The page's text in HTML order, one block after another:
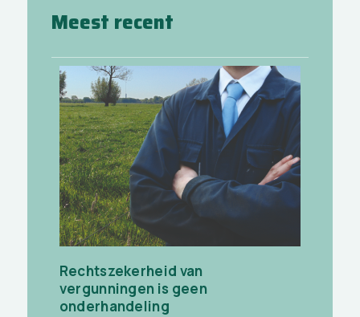
Meest recent
Rechtszekerheid van
vergunningen is geen
onderhandeling